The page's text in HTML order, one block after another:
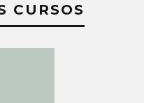
CURSOS